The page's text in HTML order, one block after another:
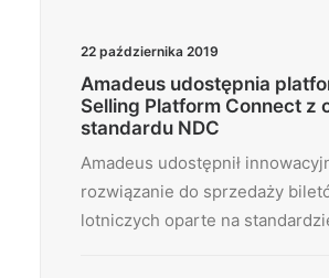
22 października 2019
Amadeus udostępnia
Selling Platform Connect z
standardu NDC
Amadeus udostępnił
rozwiązanie do sprzedaży
lotniczych oparte na